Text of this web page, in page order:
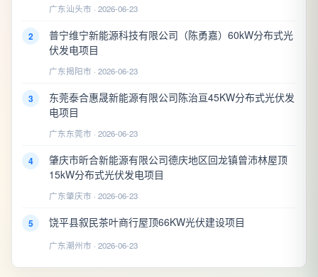
广东汕头市 · 2026-06-23
2
普宁维宁新能源科技有限公司（陈勇嘉）60kW分布式光
伏发电项目
广东揭阳市 · 2026-06-23
3
东莞泰合惠晟新能源有限公司陈治亘45KW分布式光伏发
电项目
广东东莞市 · 2026-06-23
4
肇庆市昕合新能源有限公司德庆地区回龙镇曾沛林屋顶
15kW分布式光伏发电项目
广东肇庆市 · 2026-06-23
5 饶平县叙民茶叶商行屋顶66KW光伏建设项目
广东潮州市 · 2026-06-23